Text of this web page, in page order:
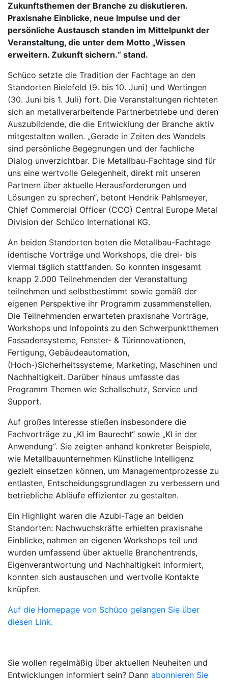
Zukunftsthemen der Branche zu diskutieren.
Praxisnahe Einblicke, neue Impulse und der
persönliche Austausch standen im Mittelpunkt der
Veranstaltung, die unter dem Motto „Wissen
erweitern. Zukunft sichern.“ stand.
Schüco setzte die Tradition der Fachtage an den
Standorten Bielefeld (9. bis 10. Juni) und Wertingen
(30. Juni bis 1. Juli) fort. Die Veranstaltungen richteten
sich an metallverarbeitende Partnerbetriebe und deren
Auszubildende, die die Entwicklung der Branche aktiv
mitgestalten wollen. „Gerade in Zeiten des Wandels
sind persönliche Begegnungen und der fachliche
Dialog unverzichtbar. Die Metallbau-Fachtage sind für
uns eine wertvolle Gelegenheit, direkt mit unseren
Partnern über aktuelle Herausforderungen und
Lösungen zu sprechen“, betont Hendrik Pahlsmeyer,
Chief Commercial Officer (CCO) Central Europe Metal
Division der Schüco International KG.
An beiden Standorten boten die Metallbau-Fachtage
identische Vorträge und Workshops, die drei- bis
viermal täglich stattfanden. So konnten insgesamt
knapp 2.000 Teilnehmenden der Veranstaltung
teilnehmen und selbstbestimmt sowie gemäß der
eigenen Perspektive ihr Programm zusammenstellen.
Die Teilnehmenden erwarteten praxisnahe Vorträge,
Workshops und Infopoints zu den Schwerpunktthemen
Fassadensysteme, Fenster- & Türinnovationen,
Fertigung, Gebäudeautomation,
(Hoch-)Sicherheitssysteme, Marketing, Maschinen und
Nachhaltigkeit. Darüber hinaus umfasste das
Programm Themen wie Schallschutz, Service und
Support.
Auf großes Interesse stießen insbesondere die
Fachvorträge zu „KI im Baurecht“ sowie „KI in der
Anwendung“. Sie zeigten anhand konkreter Beispiele,
wie Metallbauunternehmen Künstliche Intelligenz
gezielt einsetzen können, um Managementprozesse zu
entlasten, Entscheidungsgrundlagen zu verbessern und
betriebliche Abläufe effizienter zu gestalten.
Ein Highlight waren die Azubi-Tage an beiden
Standorten: Nachwuchskräfte erhielten praxisnahe
Einblicke, nahmen an eigenen Workshops teil und
wurden umfassend über aktuelle Branchentrends,
Eigenverantwortung und Nachhaltigkeit informiert,
konnten sich austauschen und wertvolle Kontakte
knüpfen.
Auf die Homepage von Schüco gelangen Sie über
diesen Link.
Sie wollen regelmäßig über aktuellen Neuheiten und
Entwicklungen informiert sein? Dann abonnieren Sie